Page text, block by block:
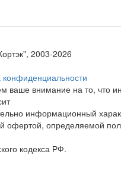
2003-2026
конфиденциальности
ваше внимание на то, что
информационный
офертой, определяемой
кодекса РФ.